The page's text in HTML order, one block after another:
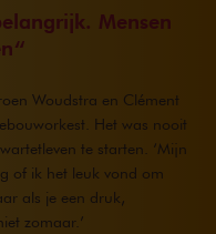
Mensen
Woudstra en Clément
Het was nooit
te starten. ‘Mijn
of ik het leuk vond om
als je een druk,
zomaar.’